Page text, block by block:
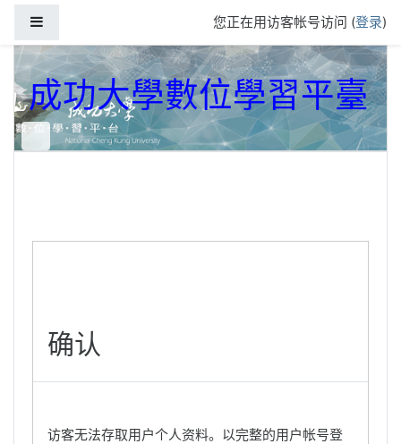
您正在用访客帐号访问 (登录)
成功大學數位學習平臺
确认
访客无法存取用户个人资料。以完整的用户帐号登